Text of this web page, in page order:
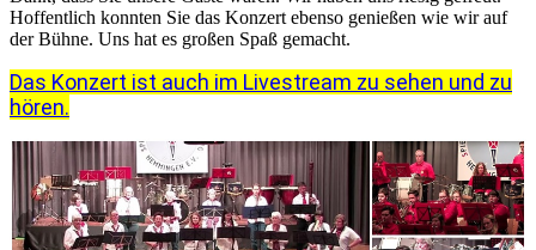
Hoffentlich konnten Sie das Konzert ebenso genießen wie wir auf
der Bühne. Uns hat es großen Spaß gemacht.
Das Konzert ist auch im Livestream zu sehen und zu
hören.